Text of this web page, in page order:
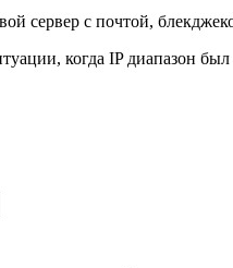
сервер с почтой,
когда IP диапазон